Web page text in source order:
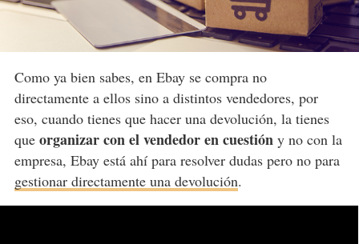
Como ya bien sabes, en Ebay se compra no
directamente a ellos sino a distintos vendedores, por
eso, cuando tienes que hacer una devolución, la tienes
que organizar con el vendedor en cuestióny no con la
empresa, Ebay está ahí para resolver dudas pero no para
gestionar directamente una devolución.